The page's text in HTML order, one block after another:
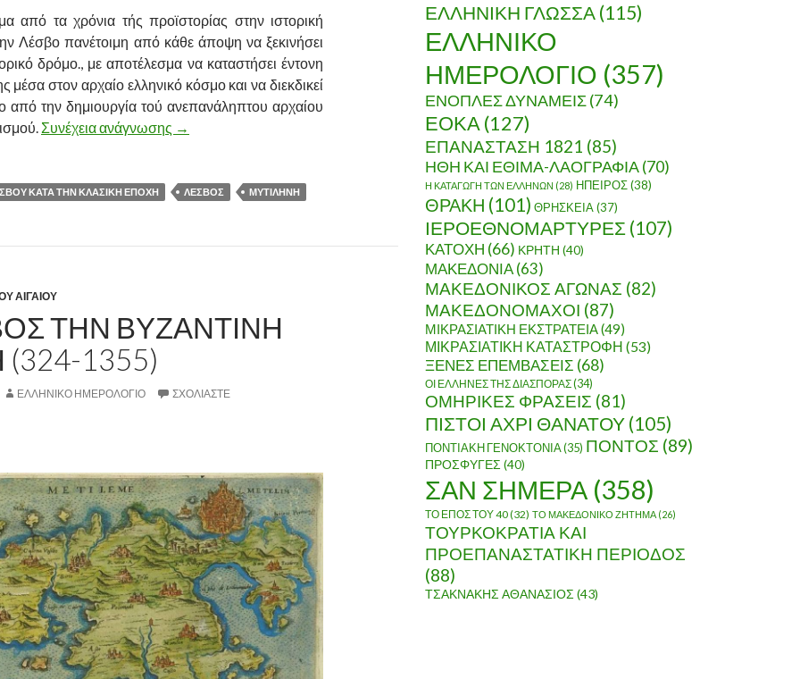
από τα χρόνια τής προϊστορίας στην ιστορική
Λέσβο πανέτοιμη από κάθε άποψη να ξεκινήσει
δρόμο., με αποτέλεσμα να καταστήσει έντονη
μέσα στον αρχαίο ελληνικό κόσμο και να διεκδικεί
από την δημιουργία τού ανεπανάληπτου αρχαίου
Συνέχεια ανάγνωσης Η ΙΣΤΟΡΙΑ ΤΗΣ ΛΕΣΒΟΥ ΚΑΤΑ ΤΗΝ ΚΛΑΣΙΚΗ ΕΠΟΧΗ
→
ΚΑΤΑ ΤΗΝ ΚΛΑΣΙΚΗ ΕΠΟΧΗ ΛΕΣΒΟΣ ΜΥΤΙΛΗΝΗ
ΑΙΓΑΙΟΥ
ΤΗΝ ΒΥΖΑΝΤΙΝΗ
1355)
ΕΛΛΗΝΙΚΟ ΗΜΕΡΟΛΟΓΙΟ ΣΧΟΛΙΆΣΤΕ
ΕΛΛΗΝΙΚΗ ΓΛΩΣΣΑ (115)
ΕΛΛΗΝΙΚΟ
ΗΜΕΡΟΛΟΓΙΟ (357)
ΕΝΟΠΛΕΣ ΔΥΝΑΜΕΙΣ(74)
ΕΟΚΑ (127)
ΕΠΑΝΑΣΤΑΣΗ 1821 (85)
ΗΘΗ ΚΑΙ ΕΘΙΜΑ-ΛΑΟΓΡΑΦΙΑ(70)
Η ΚΑΤΑΓΩΓΗ ΤΩΝ ΕΛΛΗΝΩΝ (28) ΗΠΕΙΡΟΣ(38)
ΘΡΑΚΗ (101) ΘΡΗΣΚΕΙΑ(37)
ΙΕΡΟΕΘΝΟΜΑΡΤΥΡΕΣ (107)
ΚΑΤΟΧΗ (66) ΚΡΗΤΗ (40)
ΜΑΚΕΔΟΝΙΑ(63)
ΜΑΚΕΔΟΝΙΚΟΣ ΑΓΩΝΑΣ (82)
ΜΑΚΕΔΟΝΟΜΑΧΟΙ (87)
ΜΙΚΡΑΣΙΑΤΙΚΗ ΕΚΣΤΡΑΤΕΙΑ(49)
ΜΙΚΡΑΣΙΑΤΙΚΗ ΚΑΤΑΣΤΡΟΦΗ (53)
ΞΕΝΕΣ ΕΠΕΜΒΑΣΕΙΣ (68)
ΟΙ ΕΛΛΗΝΕΣ ΤΗΣ ΔΙΑΣΠΟΡΑΣ(34)
ΟΜΗΡΙΚΕΣ ΦΡΑΣΕΙΣ (81)
ΠΙΣΤΟΙ ΑΧΡΙ ΘΑΝΑΤΟΥ (105)
ΠΟΝΤΙΑΚΗ ΓΕΝΟΚΤΟΝΙΑ(35) ΠΟΝΤΟΣ (89)
ΠΡΟΣΦΥΓΕΣ (40)
ΣΑΝ ΣΗΜΕΡΑ (358)
ΤΟ ΕΠΟΣ ΤΟΥ 40(32) ΤΟ ΜΑΚΕΔΟΝΙΚΟ ΖΗΤΗΜΑ (26)
ΤΟΥΡΚΟΚΡΑΤΙΑ ΚΑΙ
ΠΡΟΕΠΑΝΑΣΤΑΤΙΚΗ ΠΕΡΙΟΔΟΣ
(88)
ΤΣΑΚΝΑΚΗΣ ΑΘΑΝΑΣΙΟΣ (43)